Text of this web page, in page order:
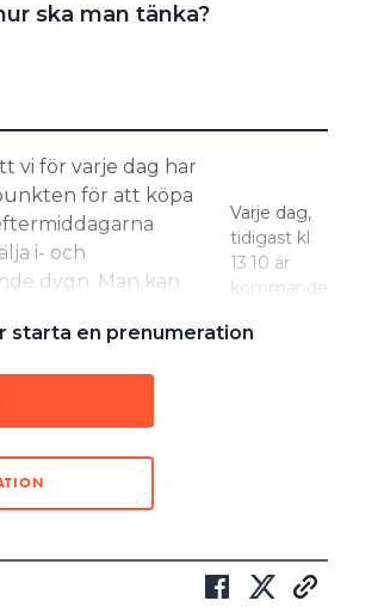
ska man tänka?
Varje dag,
tidigast kl
13.10 är
kommande
spotpriser
vi räknat på
för i- och
vi för varje dag har
för att köpa
i- och
dygn. Man kan
alternativet
mönster i
är
eftermiddag.
starta en prenumeration